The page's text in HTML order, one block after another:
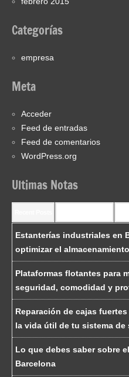
Categorías
empresa
Meta
Acceder
Feed de entradas
Feed de comentarios
WordPress.org
Ultimas Notas
Estanterías industriales en
optimizar el
Plataformas flotantes para
seguridad, comodidad y
Reparación de cajas
la vida útil de tu sistema de
Lo que debes saber sobre
Barcelona